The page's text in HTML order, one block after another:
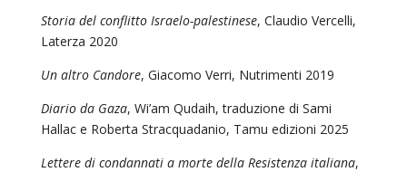
Storia del conflitto Israelo-palestinese, Claudio Vercelli,
Laterza 2020
Un altro Candore, Giacomo Verri, Nutrimenti 2019
Diario da Gaza, Wi’am Qudaih, traduzione di Sami
Hallac e Roberta Stracquadanio, Tamu edizioni 2025
Lettere di condannati a morte della Resistenza italiana,